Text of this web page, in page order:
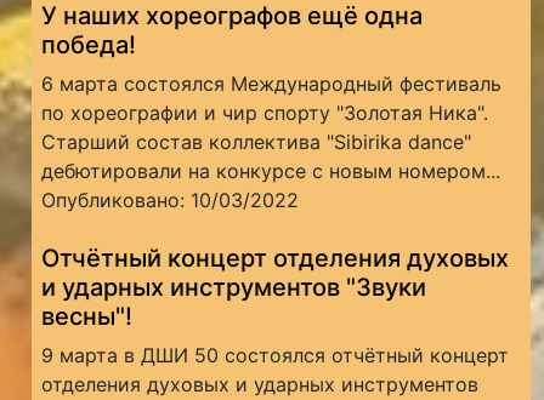
У наших хореографов ещё одна
победа!
6 марта состоялся Международный фестиваль
по хореографии и чир спорту "Золотая Ника".
Старший состав коллектива "Sibirika dance"
дебютировали на конкурсе с новым номером...
Опубликовано: 10/03/2022
Отчётный концерт отделения духовых
и ударных инструментов "Звуки
весны"!
9 марта в ДШИ 50 состоялся отчётный концерт
отделения духовых и ударных инструментов